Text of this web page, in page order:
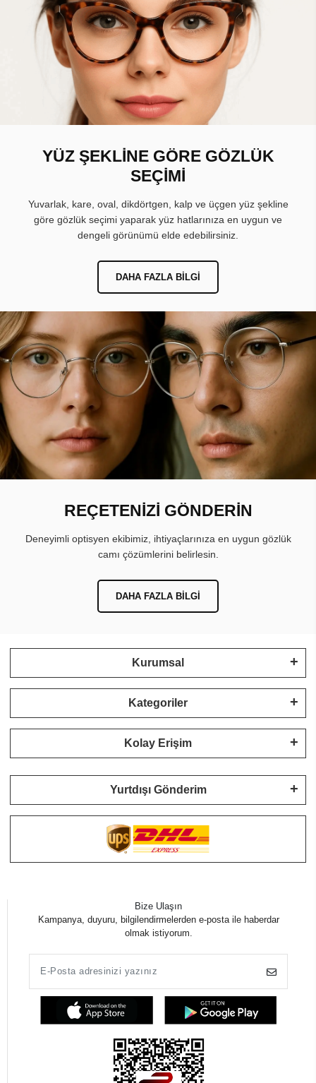
YÜZ ŞEKLİNE GÖRE GÖZLÜK
SEÇİMİ
Yuvarlak, kare, oval, dikdörtgen, kalp ve üçgen yüz şekline
göre gözlük seçimi yaparak yüz hatlarınıza en uygun ve
dengeli görünümü elde edebilirsiniz.
DAHA FAZLA BILGI
REÇETENİZİ GÖNDERİN
Deneyimli optisyen ekibimiz, ihtiyaçlarınıza en uygun gözlük
camı çözümlerini belirlesin.
DAHA FAZLA BILGI
Kurumsal
Kategoriler
Kolay Erişim
Yurtdışı Gönderim
Bize Ulaşın
Kampanya, duyuru, bilgilendirmelerden e-posta ile haberdar
olmak istiyorum.